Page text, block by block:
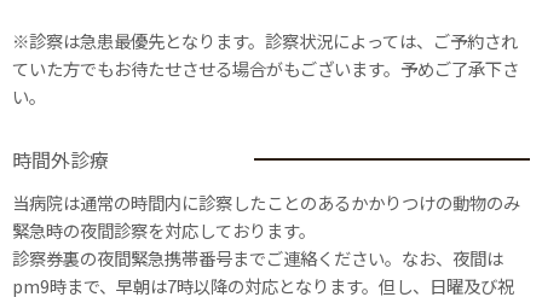
※診察は急患最優先となります。診察状況によっては、ご予約され
ていた方でもお待たせさせる場合がもございます。予めご了承下さ
い。
時間外診療
当病院は通常の時間内に診察したことのあるかかりつけの動物のみ
緊急時の夜間診察を対応しております。
診察券裏の夜間緊急携帯番号までご連絡ください。なお、夜間は
pm9時まで、早朝は7時以降の対応となります。但し、日曜及び祝